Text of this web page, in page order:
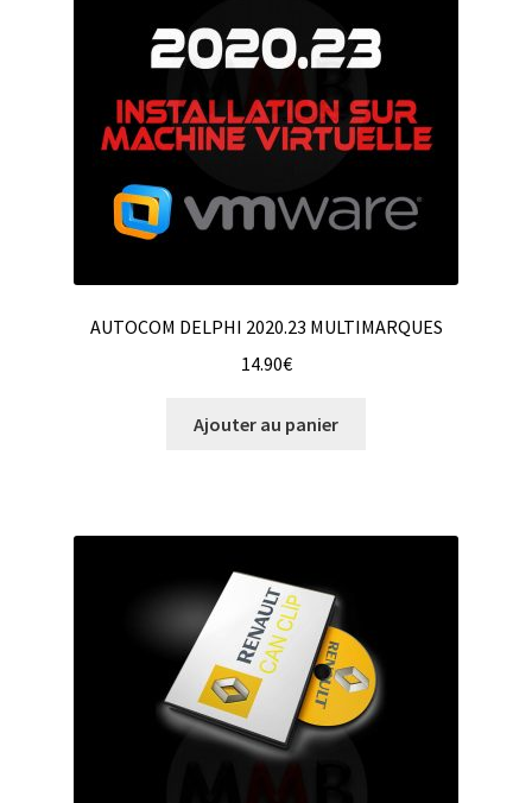
AUTOCOM DELPHI 2020.23 MULTIMARQUES
14.90€
Ajouter au panier